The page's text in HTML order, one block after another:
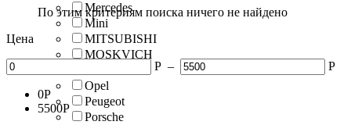
Mercedes
Mini
MITSUBISHI
MOSKVICH
Opel
Peugeot
Porsche
По этим критериям поиска ничего не найдено
Цена
Р – Р
0Р
5500Р